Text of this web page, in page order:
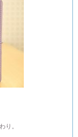
り。